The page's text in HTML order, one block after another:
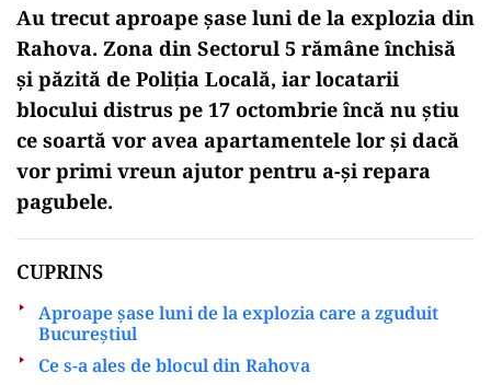
Au trecut aproape șase luni de la explozia din
Rahova. Zona din Sectorul 5 rămâne închisă
și păzită de Poliția Locală, iar locatarii
blocului distrus pe 17 octombrie încă nu știu
ce soartă vor avea apartamentele lor și dacă
vor primi vreun ajutor pentru a-și repara
pagubele.
CUPRINS
Aproape șase luni de la explozia care a zguduit
Bucureștiul
Ce s-a ales de blocul din Rahova